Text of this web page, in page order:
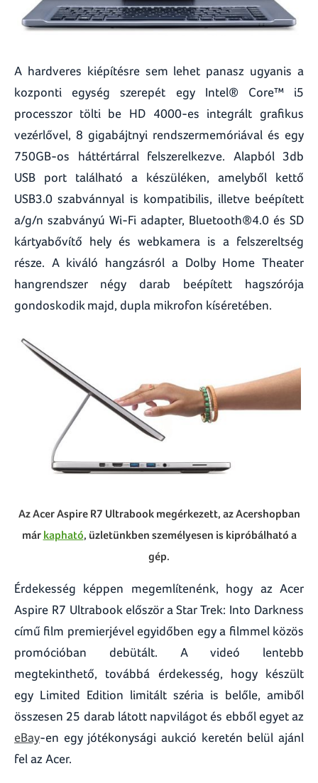
A hardveres kiépítésre sem lehet panasz ugyanis a
kozponti egység szerepét egy Intel® Core™ i5
processzor tölti be HD 4000-es integrált grafikus
vezérlővel, 8 gigabájtnyi rendszermemóriával és egy
750GB-os háttértárral felszerelkezve. Alapból 3db
USB port található a készüléken, amelyből kettő
USB3.0 szabvánnyal is kompatibilis, illetve beépített
a/g/n szabványú Wi-Fi adapter, Bluetooth®4.0 és SD
kártyabővítő hely és webkamera is a felszereltség
része. A kiváló hangzásról a Dolby Home Theater
hangrendszer négy darab beépített hagszórója
gondoskodik majd, dupla mikrofon kíséretében.
Az Acer Aspire R7 Ultrabook megérkezett, az Acershopban
már kapható, üzletünkben személyesen is kipróbálható a
gép.
Érdekesség képpen megemlítenénk, hogy az Acer
Aspire R7 Ultrabook először a Star Trek: Into Darkness
című film premierjével egyidőben egy a filmmel közös
promócióban debütált. A videó lentebb
megtekinthető, továbbá érdekesség, hogy készült
egy Limited Edition limitált széria is belőle, amiből
összesen 25 darab látott napvilágot és ebből egyet az
eBay-en egy jótékonysági aukció keretén belül ajánl
fel az Acer.